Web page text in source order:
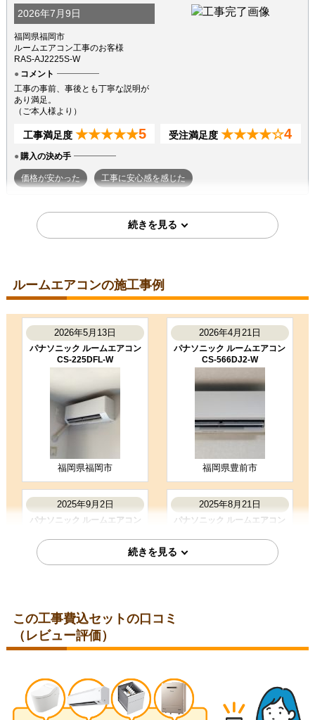
2026年7月9日
福岡県福岡市
ルームエアコン工事のお客様
RAS-AJ2225S-W
コメント
工事の事前、事後とも丁寧な説明が
あり満足。
（ご本人様より）
工事満足度 ★★★★★5 受注満足度 ★★★★☆4
購入の決め手
価格が安かった 工事に安心感を感じた
2026年7月7日
コメント
段取りも良く、エアコン取付後のチ
ても良かったです。ありがとうござ
いました。
（ご本人様より）
工事満足度 ★★★★★ 受注満足度 ★★★☆☆
商品選定がしやすかった
工事に安心感を感じた
お客様の声をもっと見る
ルームエアコンの施工事例
2026年5月13日
パナソニック ルームエアコン
CS-225DFL-W
福岡県福岡市
2026年4月21日
パナソニック ルームエアコン
CS-566DJ2-W
福岡県豊前市
2025年9月2日
パナソニック ルームエアコン
東京都港区
2025年8月21日
パナソニック ルームエアコン
パナソニック ルームエアコン
CS-225DFL-W
パナソニック ルームエアコン
CS-284DFL-W
この工事費込セットの口コミ
（レビュー評価）